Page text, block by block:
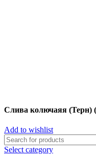
Слива колючаяя (Терн)
Add to wishlist
Select category